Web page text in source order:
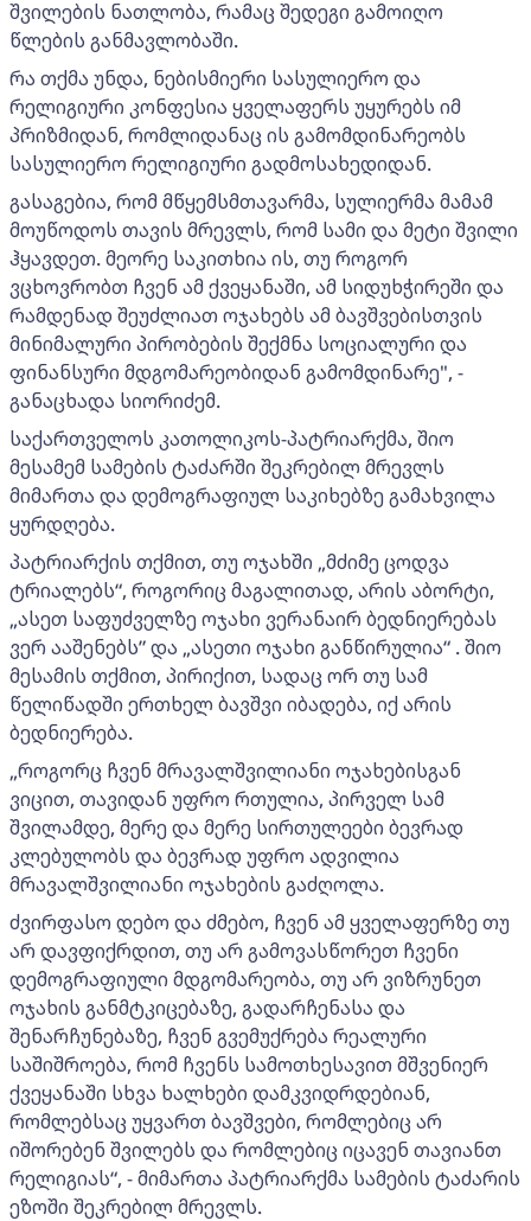
შვილების ნათლობა, რამაც შედეგი გამოიღო
წლების განმავლობაში.
რა თქმა უნდა, ნებისმიერი სასულიერო და
რელიგიური კონფესია ყველაფერს უყურებს იმ
პრიზმიდან, რომლიდანაც ის გამომდინარეობს
სასულიერო რელიგიური გადმოსახედიდან.
გასაგებია, რომ მწყემსმთავარმა, სულიერმა მამამ
მოუწოდოს თავის მრევლს, რომ სამი და მეტი შვილი
ჰყავდეთ. მეორე საკითხია ის, თუ როგორ
ვცხოვრობთ ჩვენ ამ ქვეყანაში, ამ სიდუხჭირეში და
რამდენად შეუძლიათ ოჯახებს ამ ბავშვებისთვის
მინიმალური პირობების შექმნა სოციალური და
ფინანსური მდგომარეობიდან გამომდინარე", -
განაცხადა სიორიძემ.
საქართველოს კათოლიკოს-პატრიარქმა, შიო
მესამემ სამების ტაძარში შეკრებილ მრევლს
მიმართა და დემოგრაფიულ საკიხებზე გამახვილა
ყურდღება.
პატრიარქის თქმით, თუ ოჯახში „მძიმე ცოდვა
ტრიალებს“, როგორიც მაგალითად, არის აბორტი,
„ასეთ საფუძველზე ოჯახი ვერანაირ ბედნიერებას
ვერ ააშენებს” და „ასეთი ოჯახი განწირულია“ . შიო
მესამის თქმით, პირიქით, სადაც ორ თუ სამ
წელიწადში ერთხელ ბავშვი იბადება, იქ არის
ბედნიერება.
„როგორც ჩვენ მრავალშვილიანი ოჯახებისგან
ვიცით, თავიდან უფრო რთულია, პირველ სამ
შვილამდე, მერე და მერე სირთულეები ბევრად
კლებულობს და ბევრად უფრო ადვილია
მრავალშვილიანი ოჯახების გაძღოლა.
ძვირფასო დებო და ძმებო, ჩვენ ამ ყველაფერზე თუ
არ დავფიქრდით, თუ არ გამოვასწორეთ ჩვენი
დემოგრაფიული მდგომარეობა, თუ არ ვიზრუნეთ
ოჯახის განმტკიცებაზე, გადარჩენასა და
შენარჩუნებაზე, ჩვენ გვემუქრება რეალური
საშიშროება, რომ ჩვენს სამოთხესავით მშვენიერ
ქვეყანაში სხვა ხალხები დამკვიდრდებიან,
რომლებსაც უყვართ ბავშვები, რომლებიც არ
იშორებენ შვილებს და რომლებიც იცავენ თავიანთ
რელიგიას“, - მიმართა პატრიარქმა სამების ტაძარის
ეზოში შეკრებილ მრევლს.